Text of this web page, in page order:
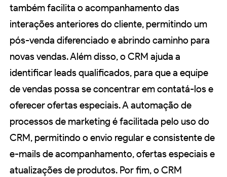
também facilita o acompanhamento das
interações anteriores do cliente, permitindo um
pós-venda diferenciado e abrindo caminho para
novas vendas. Além disso, o CRM ajuda a
identificar leads qualificados, para que a equipe
de vendas possa se concentrar em contatá-los e
oferecer ofertas especiais. A automação de
processos de marketing é facilitada pelo uso do
CRM, permitindo o envio regular e consistente de
e-mails de acompanhamento, ofertas especiais e
atualizações de produtos. Por fim, o CRM